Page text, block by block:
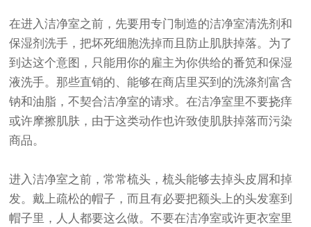
在进入洁净室之前，先要用专门制造的洁净室清洗剂和
保湿剂洗手，把坏死细胞洗掉而且防止肌肤掉落。为了
到达这个意图，只能用你的雇主为你供给的番笕和保湿
液洗手。那些直销的、能够在商店里买到的洗涤剂富含
钠和油脂，不契合洁净室的请求。在洁净室里不要挠痒
或许摩擦肌肤，由于这类动作也许致使肌肤掉落而污染
商品。
进入洁净室之前，常常梳头，梳头能够去掉头皮屑和掉
发。戴上疏松的帽子，而且有必要把额头上的头发塞到
帽子里，人人都要这么做。不要在洁净室或许更衣室里